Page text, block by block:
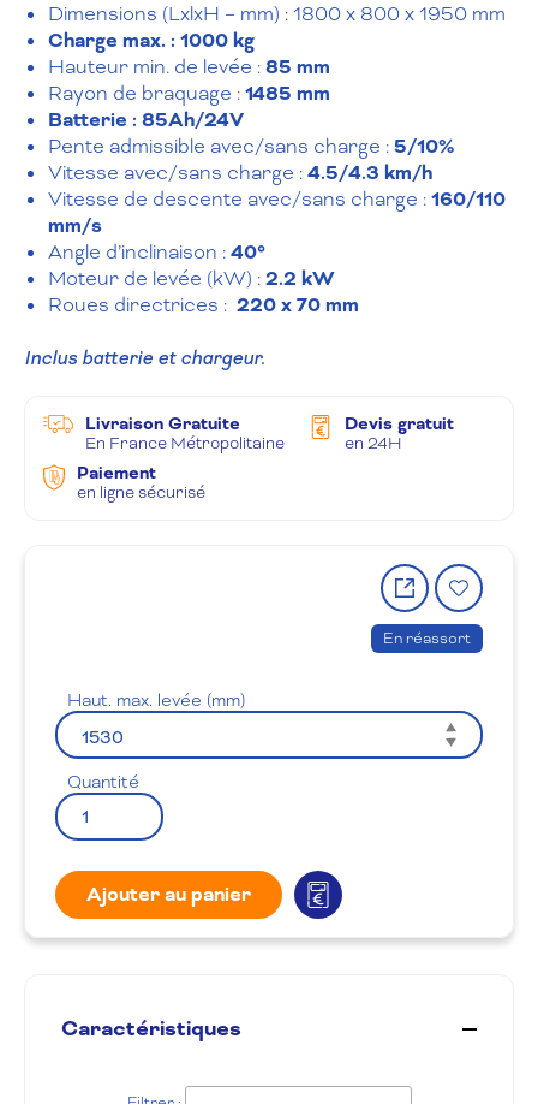
Dimensions (LxlxH – mm) : 1800 x 800 x 1950 mm
Charge max. : 1000 kg
Hauteur min. de levée :85 mm
Rayon de braquage :1485 mm
Batterie : 85Ah/24V
Pente admissible avec/sans charge :5/10%
Vitesse avec/sans charge :4.5/4.3 km/h
Vitesse de descente avec/sans charge :160/110
mm/s
Angle d’inclinaison :40°
Moteur de levée (kW) :2.2 kW
Roues directrices : 220 x 70 mm
Inclus batterie et chargeur.
Livraison Gratuite
En France Métropolitaine
Devis gratuit
en 24H
Paiement
en ligne sécurisé
Partager
le
produit
à
la
En réassort
Haut. max. levée (mm)
Quantité
Ajouter au panier
Caractéristiques